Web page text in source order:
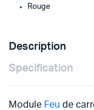
Rouge
Description
Specification
Module Feu de